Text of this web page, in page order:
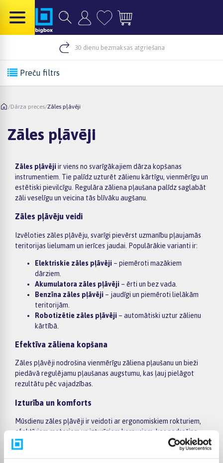
30 dienu bezmaksas atgriešana
Preču filtrs
/Dārza preces/Zāles pļāvēji
Zāles pļāvēji
Zāles pļāvējiir viens no svarīgākajiem dārza kopšanas
instrumentiem. Tie palīdz uzturēt zālienu kārtīgu, vienmērīgu un
estētiski pievilcīgu. Regulāra zāliena pļaušana palīdz saglabāt
zāli veselīgu un veicina tās blīvāku augšanu.
Zāles pļāvēju veidi
Izvēloties zāles pļāvēju, svarīgi pievērst uzmanību pļaujamās
teritorijas lielumam un ierīces jaudai. Populārākie varianti ir:
Elektriskie zāles pļāvēji – piemēroti mazākiem
dārziem.
Akumulatora zāles pļāvēji – ērti un bez vada.
Benzīna zāles pļāvēji – jaudīgi un piemēroti lielākām
teritorijām.
Robotizētie zāles pļāvēji – automātiski uztur zālienu
kārtībā.
Efektīva zāliena kopšana
Zāles pļāvēji nodrošina vienmērīgu zāliena pļaušanu un bieži
piedāvā regulējamu pļaušanas augstumu, kas ļauj pielāgot
rezultātu pēc vajadzības.
Izturība un komforts
Mūsdienu zāles pļāvēji ir veidoti ar ergonomiskiem rokturiem,
efektīviem motoriem un izturīgiem korpusiem, kas nodrošina
ērtu lietošanu un ilgu kalpošanas laiku.